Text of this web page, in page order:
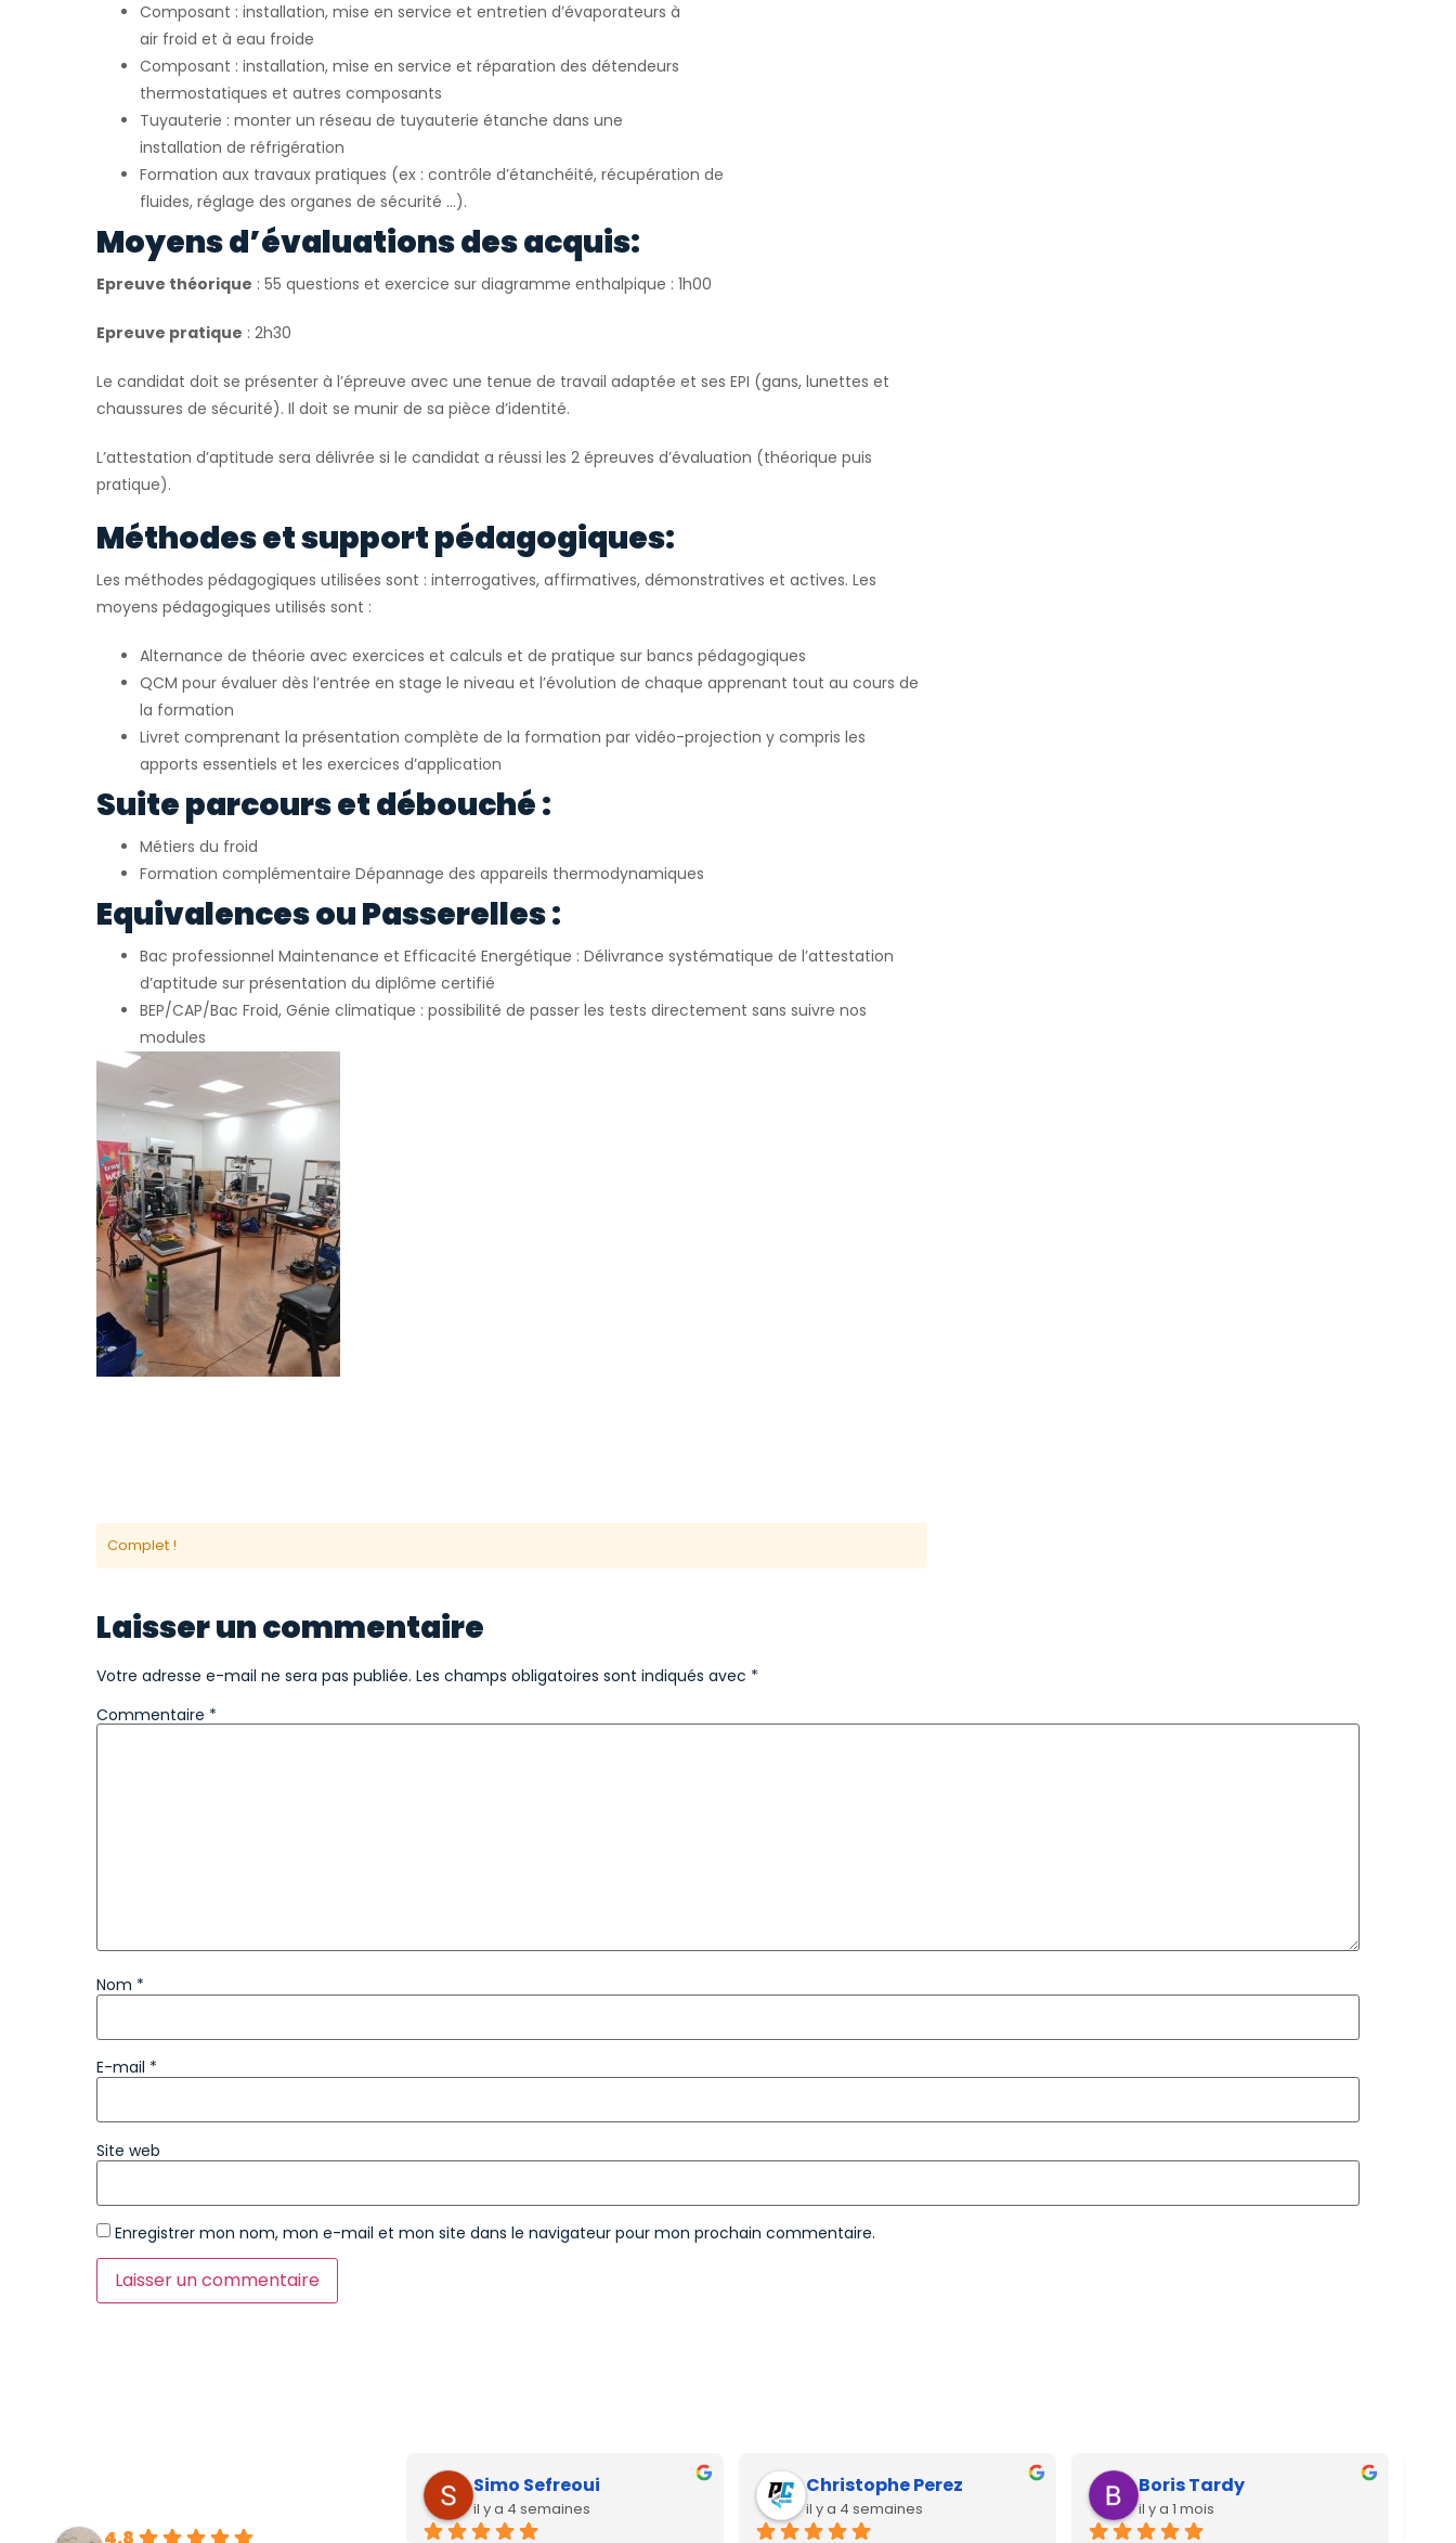
Composant : installation, mise en service et entretien d’évaporateurs à
air froid et à eau froide
Composant : installation, mise en service et réparation des détendeurs
thermostatiques et autres composants
Tuyauterie : monter un réseau de tuyauterie étanche dans une
installation de réfrigération
Formation aux travaux pratiques (ex : contrôle d’étanchéité, récupération de
fluides, réglage des organes de sécurité …).
Moyens d’évaluations des acquis:
Epreuve théorique : 55 questions et exercice sur diagramme enthalpique : 1h00
Epreuve pratique : 2h30
Le candidat doit se présenter à l’épreuve avec une tenue de travail adaptée et ses EPI (gans, lunettes et
chaussures de sécurité). Il doit se munir de sa pièce d’identité.
L’attestation d’aptitude sera délivrée si le candidat a réussi les 2 épreuves d’évaluation (théorique puis
pratique).
Méthodes et support pédagogiques:
Les méthodes pédagogiques utilisées sont : interrogatives, affirmatives, démonstratives et actives. Les
moyens pédagogiques utilisés sont :
Alternance de théorie avec exercices et calculs et de pratique sur bancs pédagogiques
QCM pour évaluer dès l’entrée en stage le niveau et l’évolution de chaque apprenant tout au cours de
la formation
Livret comprenant la présentation complète de la formation par vidéo-projection y compris les
apports essentiels et les exercices d’application
Suite parcours et débouché :
Métiers du froid
Formation complémentaire Dépannage des appareils thermodynamiques
Equivalences ou Passerelles :
Bac professionnel Maintenance et Efficacité Energétique : Délivrance systématique de l’attestation
d’aptitude sur présentation du diplôme certifié
BEP/CAP/Bac Froid, Génie climatique : possibilité de passer les tests directement sans suivre nos
modules
Complet !
Laisser un commentaire
Votre adresse e-mail ne sera pas publiée. Les champs obligatoires sont indiqués avec *
Commentaire *
Nom *
E-mail *
Site web
Enregistrer mon nom, mon e-mail et mon site dans le navigateur pour mon prochain commentaire.
4.8
Simo Sefreoui
il y a 4 semaines
Christophe Perez
il y a 4 semaines
Boris Tardy
il y a 1 mois